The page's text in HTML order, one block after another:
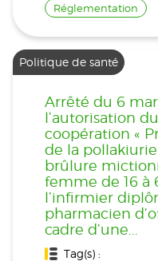
Réglementation
Politique de santé
Arrêté du 6
l’autorisation
coopération «
de la
brûlure
femme de 16 à
l’infirmier
pharmacien
cadre d’une...
Tag(s) :